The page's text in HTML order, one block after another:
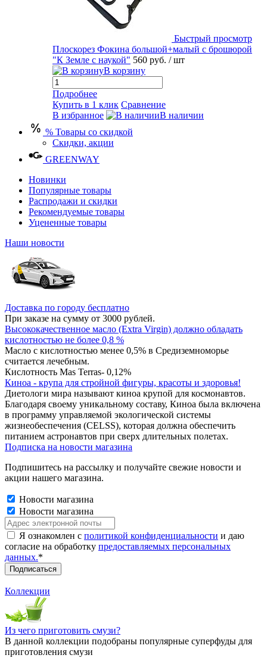
Быстрый просмотр
Плоскорез Фокина большой+малый с брошюрой
"К Земле с наукой" 560 руб. / шт
В корзину
Подробнее
Купить в 1 клик Сравнение
В избранное
В наличии
% Товары со скидкой
Скидки, акции
GREENWAY
Новинки
Популярные товары
Распродажи и скидки
Рекомендуемые товары
Уцененные товары
Наши новости
Доставка по городу бесплатно
При заказе на сумму от 3000 рублей.
Высококачественное масло (Extra Virgin) должно обладать
кислотностью не более 0,8 %
Масло с кислотностью менее 0,5% в Средиземноморье
считается лечебным.
Кислотность Mas Terras- 0,12%
Киноа - крупа для стройной фигуры, красоты и здоровья!
Диетологи мира называют киноа крупой для космонавтов.
Благодаря своему уникальному составу, Киноа была включена
в программу управляемой экологической системы
жизнеобеспечения (CELSS), которая должна обеспечить
питанием астронавтов при сверх длительных полетах.
Подписка на новости магазина
Подпишитесь на рассылку и получайте свежие новости и
акции нашего магазина.
Новости магазина
Новости магазина
Я ознакомлен с политикой конфиденциальности и даю
согласие на обработку предоставляемых персональных
данных.*
Коллекции
Из чего приготовить смузи?
В данной коллекции подобраны популярные суперфуды для
приготовления смузи